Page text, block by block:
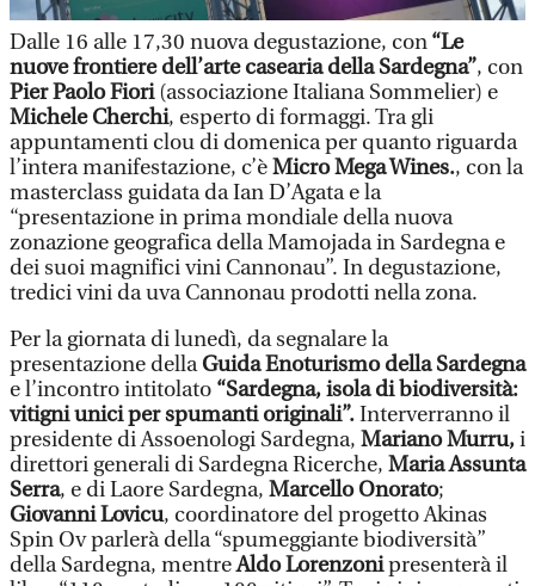
Dalle 16 alle 17,30 nuova degustazione, con“Le
nuove frontiere dell’arte casearia della Sardegna”, con
Pier Paolo Fiori(associazione Italiana Sommelier) e
Michele Cherchi, esperto di formaggi. Tra gli
appuntamenti clou di domenica per quanto riguarda
l’intera manifestazione, c’èMicro Mega Wines., con la
masterclass guidata da Ian D’Agata e la
“presentazione in prima mondiale della nuova
zonazione geografica della Mamojada in Sardegna e
dei suoi magnifici vini Cannonau”. In degustazione,
tredici vini da uva Cannonau prodotti nella zona.
Per la giornata di lunedì, da segnalare la
presentazione dellaGuida Enoturismo della Sardegna
e l’incontro intitolato “Sardegna, isola di biodiversità:
vitigni unici per spumanti originali”.Interverranno il
presidente di Assoenologi Sardegna, Mariano Murru,i
direttori generali di Sardegna Ricerche, Maria Assunta
Serra, e di Laore Sardegna, Marcello Onorato;
Giovanni Lovicu, coordinatore del progetto Akinas
Spin Ov parlerà della “spumeggiante biodiversità”
della Sardegna, mentreAldo Lorenzonipresenterà il